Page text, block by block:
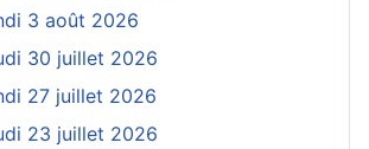
3 août 2026
30 juillet 2026
27 juillet 2026
23 juillet 2026